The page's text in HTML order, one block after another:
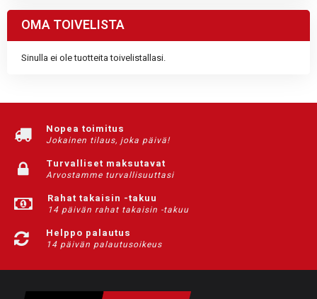
OMA TOIVELISTA
Sinulla ei ole tuotteita toivelistallasi.
Nopea toimitus
Jokainen tilaus, joka päivä!
Turvalliset maksutavat
Arvostamme turvallisuuttasi
Rahat takaisin -takuu
14 päivän rahat takaisin -takuu
Helppo palautus
14 päivän palautusoikeus